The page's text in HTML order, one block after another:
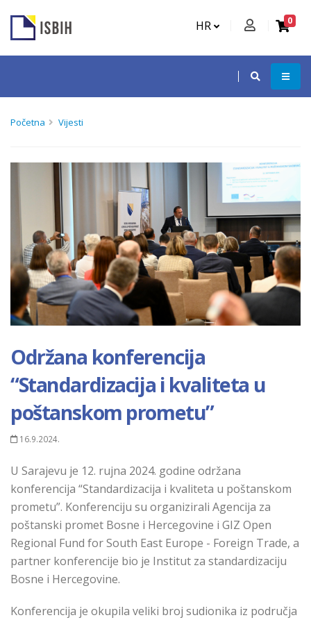
HR 0
Početna Vijesti
Održana konferencija
“Standardizacija i kvaliteta u
poštanskom prometu”
16.9.2024.
U Sarajevu je 12. rujna 2024. godine održana
konferencija “Standardizacija i kvaliteta u poštanskom
prometu”. Konferenciju su organizirali Agencija za
poštanski promet Bosne i Hercegovine i GIZ Open
Regional Fund for South East Europe - Foreign Trade, a
partner konferencije bio je Institut za standardizaciju
Bosne i Hercegovine.
Konferencija je okupila veliki broj sudionika iz područja